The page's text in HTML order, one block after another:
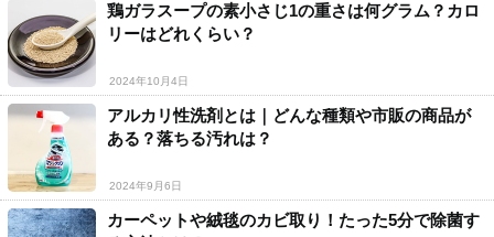
鶏ガラスープの素小さじ1の重さは何グラム？カロ
リーはどれくらい？
2024年10月4日
アルカリ性洗剤とは｜どんな種類や市販の商品が
ある？落ちる汚れは？
2024年9月6日
カーペットや絨毯のカビ取り！たった5分で除菌す